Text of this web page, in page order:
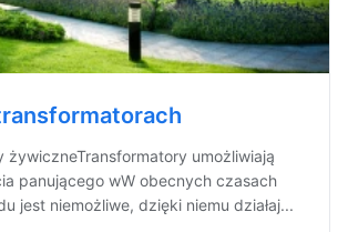
żywiczneTransformatory umożliwiają
panującego wW obecnych czasach
jest niemożliwe, dzięki niemu działaj...